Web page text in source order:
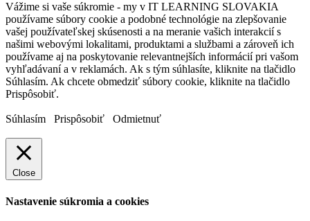
Vážime si vaše súkromie - my v IT LEARNING SLOVAKIA
používame súbory cookie a podobné technológie na zlepšovanie
vašej používateľskej skúsenosti a na meranie vašich interakcií s
našimi webovými lokalitami, produktami a službami a zároveň ich
používame aj na poskytovanie relevantnejších informácií pri vašom
vyhľadávaní a v reklamách. Ak s tým súhlasíte, kliknite na tlačidlo
Súhlasím. Ak chcete obmedziť súbory cookie, kliknite na tlačidlo
Prispôsobiť.
Súhlasím Prispôsobiť Odmietnuť
Close
Nastavenie súkromia a cookies